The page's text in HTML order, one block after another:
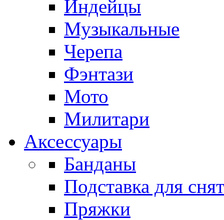
Индейцы
Музыкальные
Черепа
Фэнтази
Мото
Милитари
Аксессуары
Банданы
Подставка для
Пряжки